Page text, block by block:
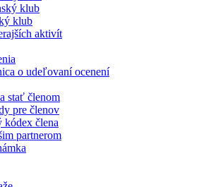
klub
klub
aktivít
o udeľovaní ocenení
stať členom
pre členov
kódex člena
partnerom